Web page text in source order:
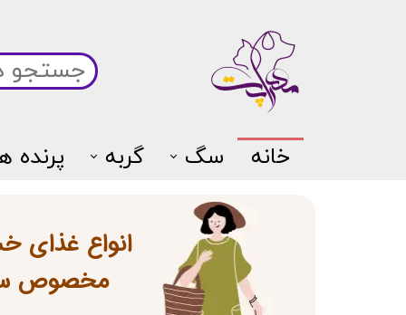
خانه سگ گربه پرنده
انواع غذای
​​​​​​​مخصوص